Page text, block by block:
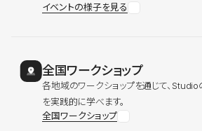
イベントの様子を見る
全国ワークショップ
各地域のワークショップを通じて、
を実践的に学べます。
全国ワークショップ